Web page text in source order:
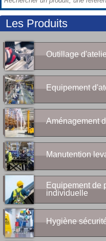
Les Produits
Outillage
Equipement
Aménagement
Manutention
Equipement de
individuelle
Hygiène